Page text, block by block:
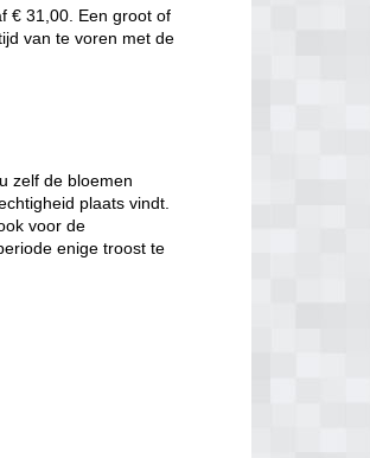
€ 31,00. Een groot of
van te voren met de
zelf de bloemen
plaats vindt.
voor de
enige troost te